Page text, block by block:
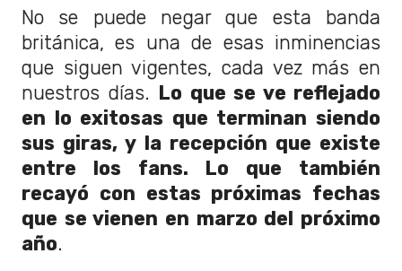
No se puede negar que esta banda
británica, es una de esas inminencias
que siguen vigentes, cada vez más en
nuestros días.
Lo que se ve reflejado
en lo exitosas que terminan siendo
sus giras, y la recepción que existe
entre los fans. Lo que también
recayó con estas próximas fechas
que se vienen en marzo del próximo
año.